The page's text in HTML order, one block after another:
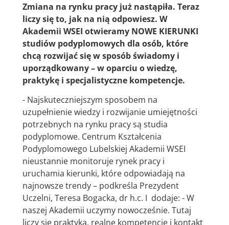
Zmiana na rynku pracy już nastąpiła. Teraz
liczy się to, jak na nią odpowiesz. W
Akademii WSEI otwieramy NOWE KIERUNKI
studiów podyplomowych dla osób, które
chcą rozwijać się w sposób świadomy i
uporządkowany – w oparciu o wiedzę,
praktykę i specjalistyczne kompetencje.
- Najskuteczniejszym sposobem na
uzupełnienie wiedzy i rozwijanie umiejętności
potrzebnych na rynku pracy są studia
podyplomowe. Centrum Kształcenia
Podyplomowego Lubelskiej Akademii WSEI
nieustannie monitoruje rynek pracy i
uruchamia kierunki, które odpowiadają na
najnowsze trendy – podkreśla Prezydent
Uczelni, Teresa Bogacka, dr h.c. I dodaje: - W
naszej Akademii uczymy nowocześnie. Tutaj
liczy się praktyka, realne kompetencje i kontakt